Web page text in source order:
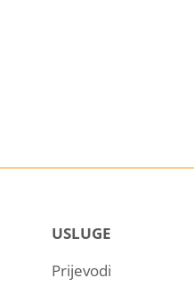
USLUGE
Prijevodi